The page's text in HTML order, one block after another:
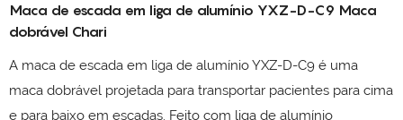
Maca de escada em liga de alumínio YXZ-D-C9 Maca
dobrável Chari
A maca de escada em liga de alumínio YXZ-D-C9 é uma
maca dobrável projetada para transportar pacientes para cima
e para baixo em escadas. Feito com liga de alumínio